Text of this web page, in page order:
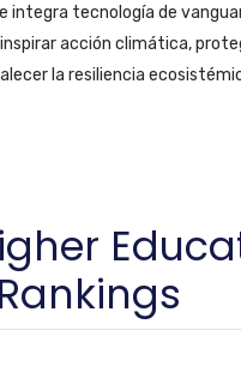
integra tecnología de
acción climática,
la resiliencia